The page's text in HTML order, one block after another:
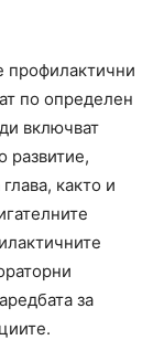
профилактични
по определен
включват
развитие,
както и
за